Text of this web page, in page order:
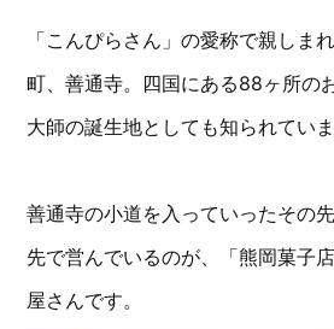
「こんぴらさん」の愛称で親し
町、善通寺。四国にある88ヶ所の
大師の誕生地としても知られてい
善通寺の小道を入っていったその
先で営んでいるのが、「熊岡菓子
屋さんです。